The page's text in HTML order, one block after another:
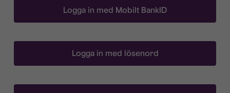
Logga in med Mobilt BankID
Logga in med lösenord